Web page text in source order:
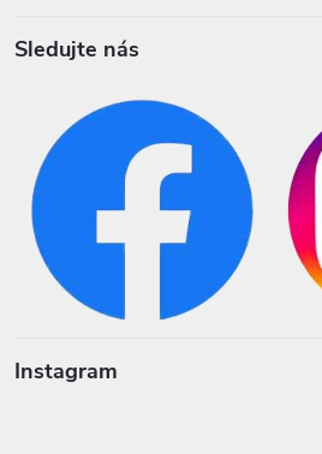
Sledujte nás
Instagram